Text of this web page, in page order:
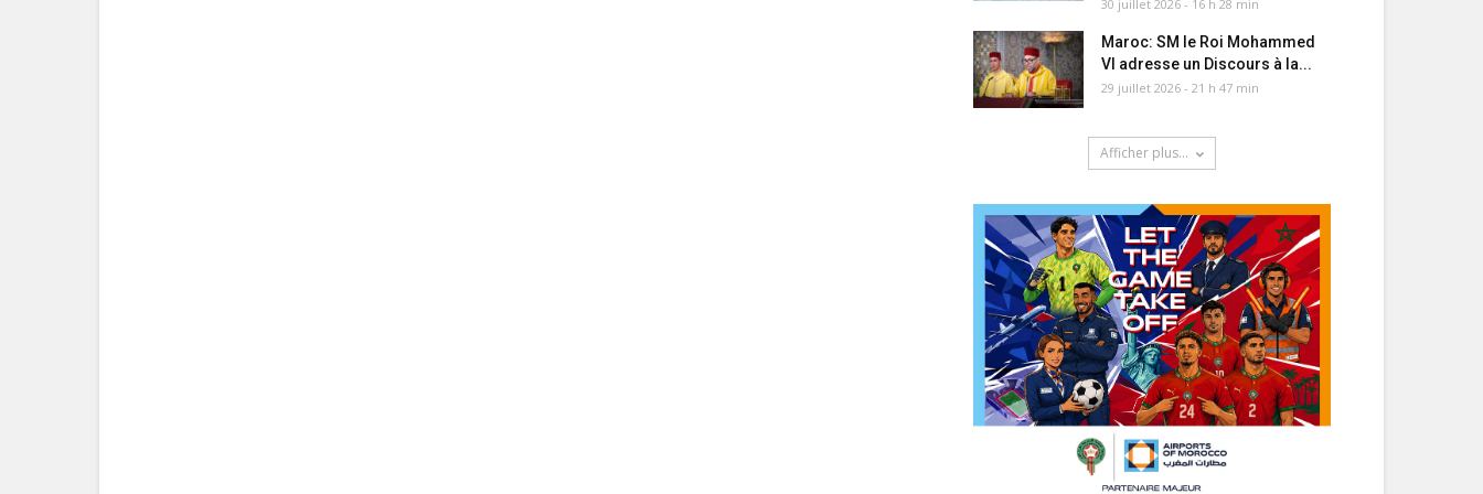
30 juillet 2026 - 16 h 28 min
Maroc: SM le Roi Mohammed
VI adresse un Discours à la...
29 juillet 2026 - 21 h 47 min
Afficher plus...